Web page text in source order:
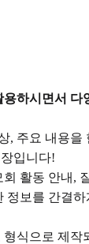
하시면서 다
, 주요 내용을
입니다!
활동 안내,
정보를 간결
식으로 제작